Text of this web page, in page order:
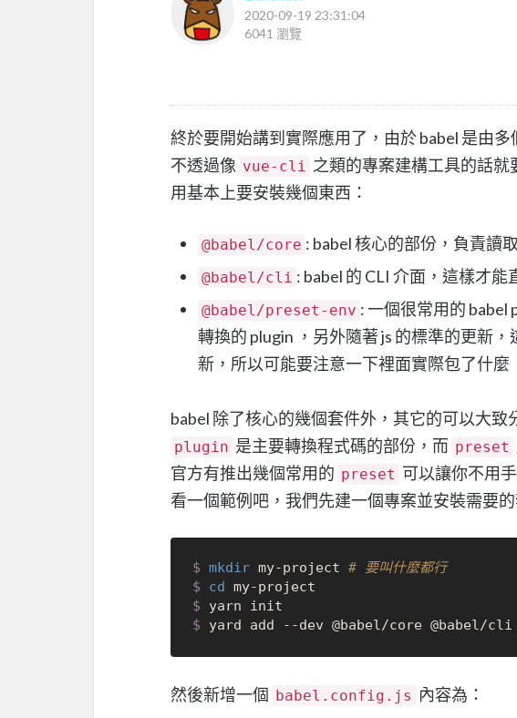
2020-09-19 23:31:04
6041 瀏覽
終於要開始講到實際應用了，由於 babel 是由
不透過像 vue-cli
之類的專案建構工具的話就
用基本上要安裝幾個東西：
@babel/core : babel 核心的部份，負責讀
@babel/cli : babel 的 CLI 介面，這樣才
@babel/preset-env : 一個很常用的
轉換的 plugin ，另外隨著 js 的標準的更新
新，所以可能要注意一下裡面實際包了什麼
babel 除了核心的幾個套件外，其它的可以大致
plugin 是主要轉換程式碼的部份，而 preset
官方有推出幾個常用的 preset 可以讓你不用
看一個範例吧，我們先建一個專案並安裝需要的
$ mkdir my-project # 要叫什麼都行
$ cd my-project
$ yarn init
$ yard add --dev @babel/core @babel/cli
然後新增一個 babel.config.js 內容為：